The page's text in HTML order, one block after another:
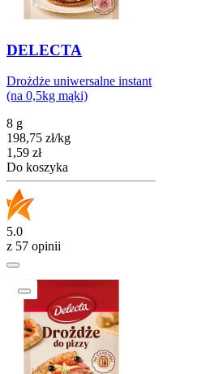
DELECTA
Drożdże uniwersalne instant
(na 0,5kg mąki)
8 g
198,75 zł/kg
Cena
1,59 zł
Do koszyka
5.0
z 57 opinii